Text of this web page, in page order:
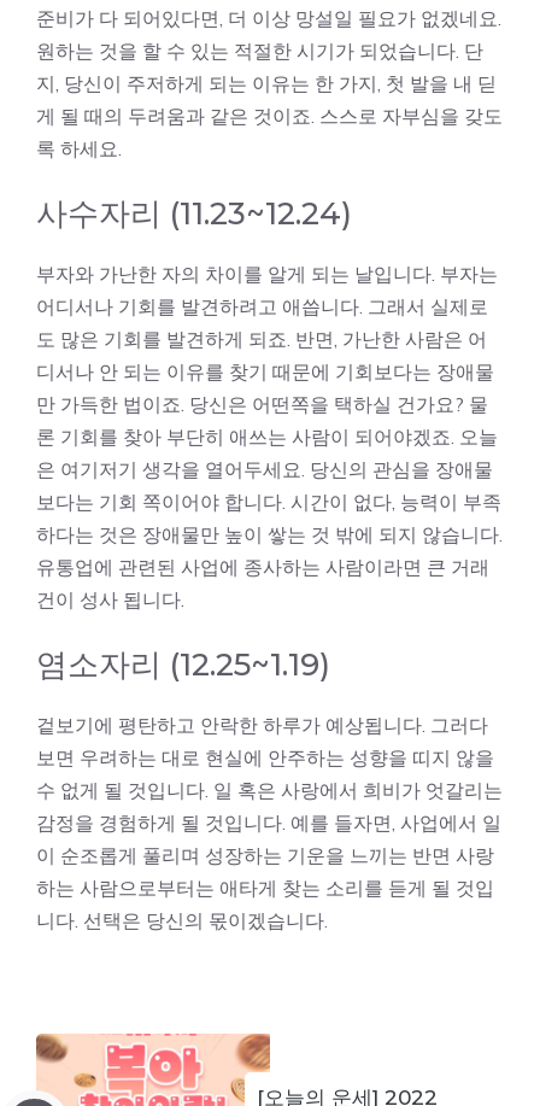
준비가 다 되어있다면, 더 이상 망설일 필요가 없겠네요.
원하는 것을 할 수 있는 적절한 시기가 되었습니다. 단
지, 당신이 주저하게 되는 이유는 한 가지, 첫 발을 내 딛
게 될 때의 두려움과 같은 것이죠. 스스로 자부심을 갖도
록 하세요.
사수자리 (11.23~12.24)
부자와 가난한 자의 차이를 알게 되는 날입니다. 부자는
어디서나 기회를 발견하려고 애씁니다. 그래서 실제로
도 많은 기회를 발견하게 되죠. 반면, 가난한 사람은 어
디서나 안 되는 이유를 찾기 때문에 기회보다는 장애물
만 가득한 법이죠. 당신은 어떤쪽을 택하실 건가요? 물
론 기회를 찾아 부단히 애쓰는 사람이 되어야겠죠. 오늘
은 여기저기 생각을 열어두세요. 당신의 관심을 장애물
보다는 기회 쪽이어야 합니다. 시간이 없다, 능력이 부족
하다는 것은 장애물만 높이 쌓는 것 밖에 되지 않습니다.
유통업에 관련된 사업에 종사하는 사람이라면 큰 거래
건이 성사 됩니다.
염소자리 (12.25~1.19)
겉보기에 평탄하고 안락한 하루가 예상됩니다. 그러다
보면 우려하는 대로 현실에 안주하는 성향을 띠지 않을
수 없게 될 것입니다. 일 혹은 사랑에서 희비가 엇갈리는
감정을 경험하게 될 것입니다. 예를 들자면, 사업에서 일
이 순조롭게 풀리며 성장하는 기운을 느끼는 반면 사랑
하는 사람으로부터는 애타게 찾는 소리를 듣게 될 것입
니다. 선택은 당신의 몫이겠습니다.
[오늘의 운세] 2022